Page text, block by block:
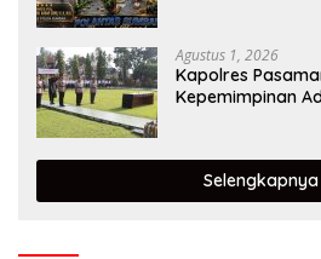
Keselamatan
Agustus 1, 2026
Kapolres
Kepemimpinan
Selengkapnya